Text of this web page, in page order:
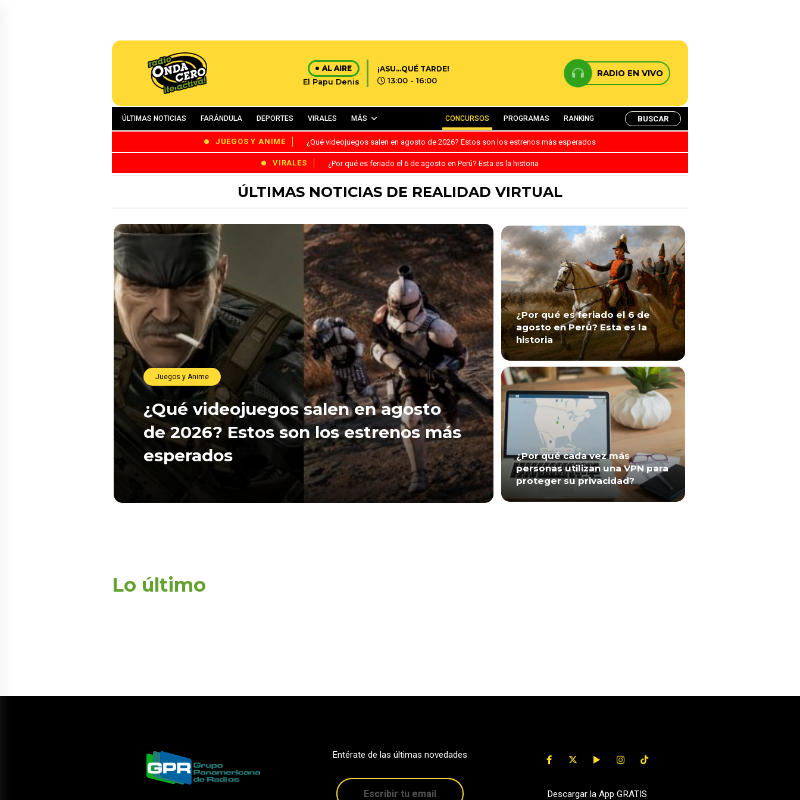
AL AIRE
El Papu Denis
¡ASU...QUÉ TARDE!
13:00 - 16:00
RADIO EN VIVO
ÚLTIMAS NOTICIAS FARÁNDULA DEPORTES VIRALES MÁS CONCURSOS PROGRAMAS RANKING BUSCAR
JUEGOS Y ANIME ¿Qué videojuegos salen en agosto de 2026? Estos son los estrenos más esperados
VIRALES ¿Por qué es feriado el 6 de agosto en Perú? Esta es la historia
ÚLTIMAS NOTICIAS DE REALIDAD VIRTUAL
Juegos y Anime
¿Qué videojuegos salen en agosto
de 2026? Estos son los estrenos más
esperados
¿Por qué es feriado el 6 de
agosto en Perú? Esta es la
historia
¿Por qué cada vez más
personas utilizan una VPN para
proteger su privacidad?
Lo último
Entérate de las últimas novedades
Descargar la App GRATIS